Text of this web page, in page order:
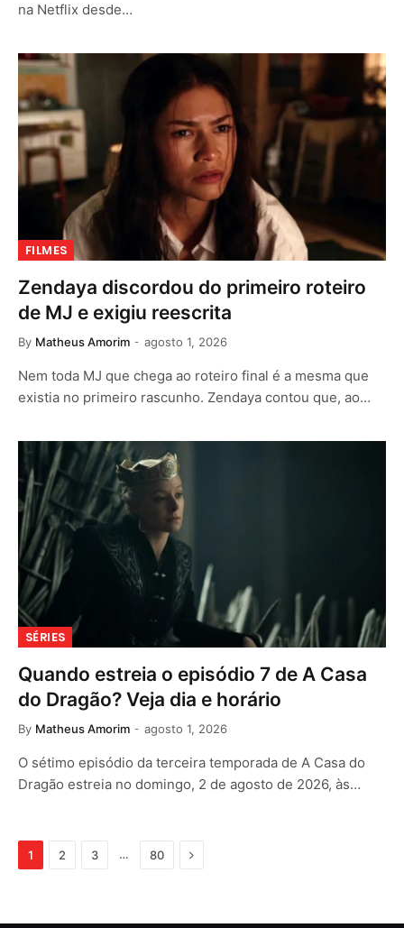
na Netflix desde…
FILMES
Zendaya discordou do primeiro roteiro
de MJ e exigiu reescrita
By Matheus Amorim agosto 1, 2026
Nem toda MJ que chega ao roteiro final é a mesma que
existia no primeiro rascunho. Zendaya contou que, ao…
SÉRIES
Quando estreia o episódio 7 de A Casa
do Dragão? Veja dia e horário
By Matheus Amorim agosto 1, 2026
O sétimo episódio da terceira temporada de A Casa do
Dragão estreia no domingo, 2 de agosto de 2026, às…
1 2 3 … 80 Next